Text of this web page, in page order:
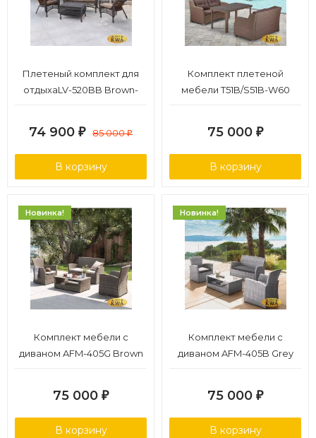
Плетеный комплект для
отдыхаLV-520BB Brown-
74 900 ₽ 85 000₽
В корзину
Комплект плетеной
мебели T51B/S51B-W60
75 000 ₽
В корзину
Новинка!
Комплект мебели с
диваном AFM-405G Brown
75 000 ₽
В корзину
Новинка!
Комплект мебели с
диваном AFM-405B Grey
75 000 ₽
В корзину